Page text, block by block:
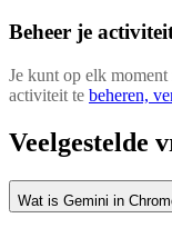
Beheer je
Je kunt op elk
activiteit te beheren,
Veelgestelde
Wat is Gemini in